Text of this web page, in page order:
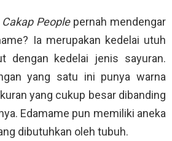
Cakap People pernah mendengar
Ia merupakan kedelai utuh
dengan kedelai jenis sayuran.
yang satu ini punya warna
yang cukup besar dibanding
Edamame pun memiliki aneka
dibutuhkan oleh tubuh.